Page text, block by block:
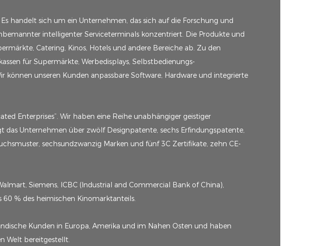
handelt sich um ein Unternehmen, das sich auf die Forschung und
intelligenter Serviceterminals konzentriert. Die Produkte und
Catering, Kinos, Hotels und andere Bereiche ab. Zu den
für Supermärkte, Werbedisplays, Selbstbedienungs-
unseren Kunden anpassbare Software, Hardware und integrierte
Enterprises“. Wir haben eine Reihe unabhängiger geistiger
Unternehmen über zwölf Designpatente, sechs Erfindungspatente,
sechsundzwanzig Marken und fünf 3C Zertifikate, zehn CE-
Siemens, ICBC (Industrial and Commercial Bank of China),
% des heimischen Kinomarktanteils.
Kunden in Europa, Amerika und im Nahen Osten und haben
Welt bereitgestellt.